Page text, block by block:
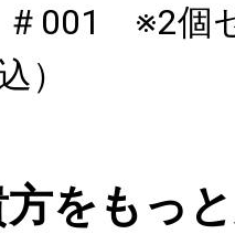
＃001 ※2個
）
をもっ